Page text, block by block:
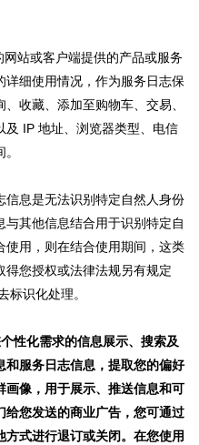
网站或客户端提供的产品或服务
详细使用情况，作为服务日志保
收藏、添加至购物车、交易、
及 IP 地址、浏览器类型、电信
息是无法识别特定自然人身份
其他信息结合用于识别特定自
用，则在结合使用期间，这类
您授权或法律法规另有规定
标识化处理。
性化需求的信息展示、搜索及
服务日志信息，提取您的偏好
像，用于展示、推送信息和可
您发送的商业广告，您可通过
式进行退订或关闭。在您使用